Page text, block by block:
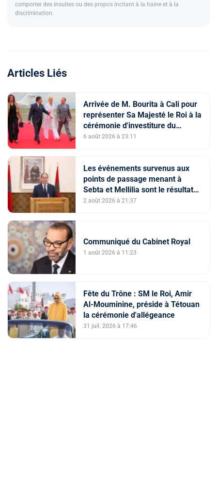
comporter des insultes ou des propos incitant à la haine et à la
discrimination.
Articles Liés
Arrivée de M. Bourita à Cali pour
représenter Sa Majesté le Roi à la
cérémonie d'investiture du
nouveau président colombien
6 août 2026 à 23:11
Les événements survenus aux
points de passage menant à
Sebta et Mellilia sont le résultat
de facteurs intriqués, dont
d'informations trompeuses
(Porte-parole du ministère de
2 août 2026 à 21:37
Communiqué du Cabinet Royal
1 août 2026 à 11:23
Fête du Trône : SM le Roi, Amir
Al-Mouminine, préside à Tétouan
la cérémonie d'allégeance
31 juil. 2026 à 17:46